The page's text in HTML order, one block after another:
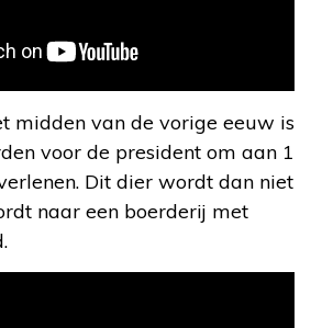
midden van de vorige eeuw is
voor de president om aan 1
Dit dier wordt dan niet
naar een boerderij met